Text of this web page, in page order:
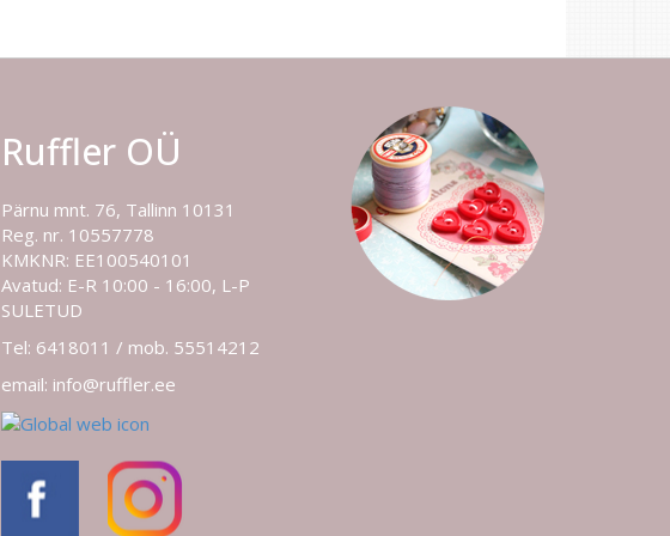
Ruffler OÜ
Pärnu mnt. 76, Tallinn 10131
Reg. nr. 10557778
KMKNR: EE100540101
Avatud: E-R 10:00 - 16:00, L-P
SULETUD
Tel: 6418011 / mob. 55514212
email: info@ruffler.ee